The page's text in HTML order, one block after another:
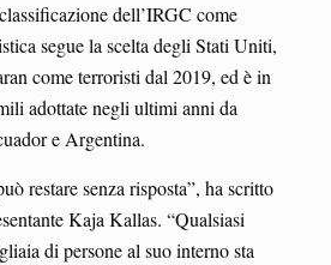
dell’IRGC come
segue la scelta degli Stati Uniti,
come terroristi dal 2019, ed è in
adottate negli ultimi anni da
e Argentina.
restare senza risposta”, ha scritto
Kaja Kallas. “Qualsiasi
di persone al suo interno sta